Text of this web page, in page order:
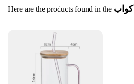
Here are the products found in the أكواب